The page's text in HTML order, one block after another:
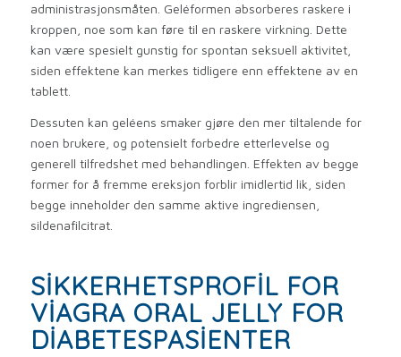
administrasjonsmåten. Geléformen absorberes raskere i
kroppen, noe som kan føre til en raskere virkning. Dette
kan være spesielt gunstig for spontan seksuell aktivitet,
siden effektene kan merkes tidligere enn effektene av en
tablett.
Dessuten kan geléens smaker gjøre den mer tiltalende for
noen brukere, og potensielt forbedre etterlevelse og
generell tilfredshet med behandlingen. Effekten av begge
former for å fremme ereksjon forblir imidlertid lik, siden
begge inneholder den samme aktive ingrediensen,
sildenafilcitrat.
SIKKERHETSPROFIL FOR
VIAGRA ORAL JELLY FOR
DIABETESPASIENTER